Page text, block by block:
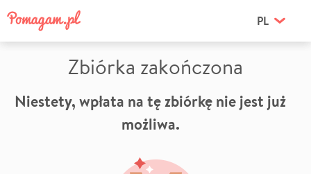
PL
Zbiórka zakończona
Niestety, wpłata na tę zbiórkę nie jest już
możliwa.